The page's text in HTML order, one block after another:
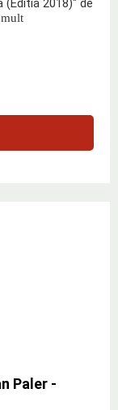
Paler -